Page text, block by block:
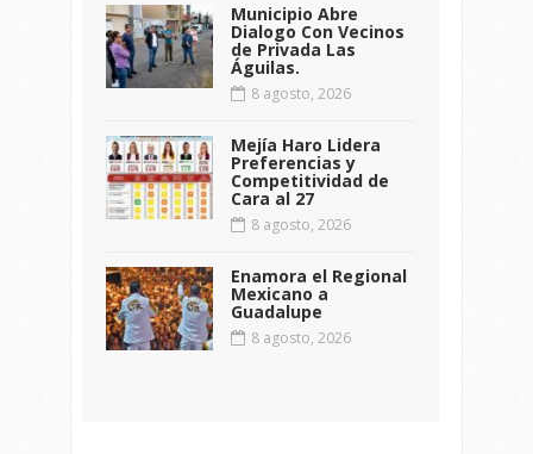
Municipio Abre
Dialogo Con Vecinos
de Privada Las
Águilas.
8 agosto, 2026
Mejía Haro Lidera
Preferencias y
Competitividad de
Cara al 27
8 agosto, 2026
Enamora el Regional
Mexicano a
Guadalupe
8 agosto, 2026